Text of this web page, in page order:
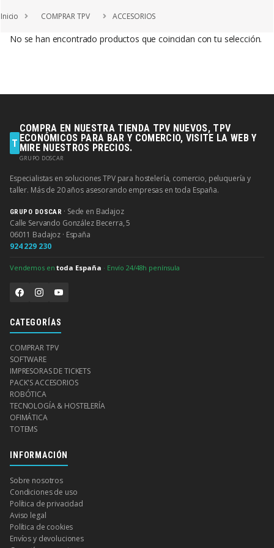
Inicio COMPRAR TPV ACCESORIOS
No se han encontrado productos que coincidan con tu selección.
T
COMPRA EN NUESTRA TIENDA TPV NUEVOS, TPV
ECONÓMICOS PARA BAR Y COMERCIO, VISITE LA WEB Y
MIRE NUESTROS PRECIOS.
GRUPO DOSCAR
Especialistas en soluciones TPV para hostelería, comercio, peluquería y
taller. Más de 20 años asesorando empresas en toda España.
GRUPO DOSCAR · Sede en Badajoz
Calle Servando González Becerra, 5
06011 Badajoz · España
924 229 230
Vendemos entoda España · Envío 24/48h península
CATEGORÍAS
COMPRAR TPV
SOFTWARE
IMPRESORAS DE TICKETS
PACK'S ACCESORIOS
ROBÓTICA
TECNOLOGÍA & HOSTELERÍA
OFIMÁTICA
TOTEMS
INFORMACIÓN
Sobre nosotros
Condiciones de uso
Política de privacidad
Aviso legal
Política de cookies
Envíos y devoluciones